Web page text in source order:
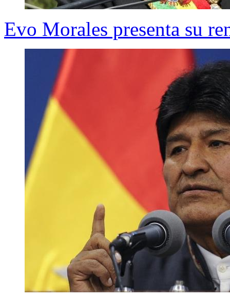
Evo Morales presenta su